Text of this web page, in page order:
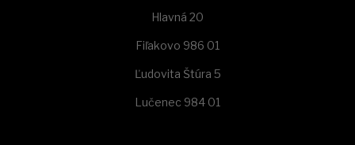
Hlavná 20
Fiľakovo 986 01
Ľudovita Štúra 5
Lučenec 984 01